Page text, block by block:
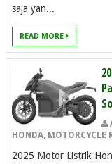
saja yan...
READ MORE
HONDA, MOTORCYCLE
2025 Motor Listrik